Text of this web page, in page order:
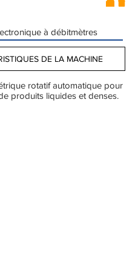
à débitmètres
DE LA MACHINE
rotatif automatique pour
produits liquides et denses.